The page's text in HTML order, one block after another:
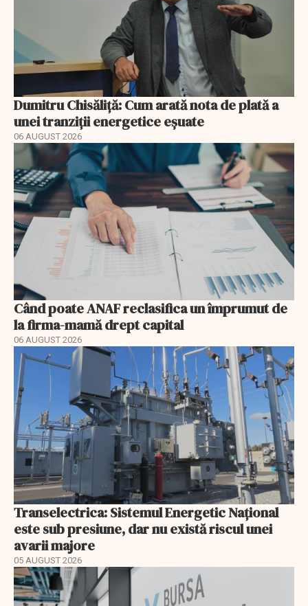
Dumitru Chisăliță: Cum arată nota de plată a
unei tranziții energetice eșuate
06 AUGUST 2026
Când poate ANAF reclasifica un împrumut de
la firma-mamă drept capital
06 AUGUST 2026
Transelectrica: Sistemul Energetic Național
este sub presiune, dar nu există riscul unei
avarii majore
05 AUGUST 2026